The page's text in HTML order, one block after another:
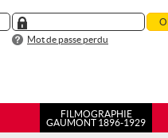
Mot de passe perdu
FILMOGRAPHIE
GAUMONT 1896-1929